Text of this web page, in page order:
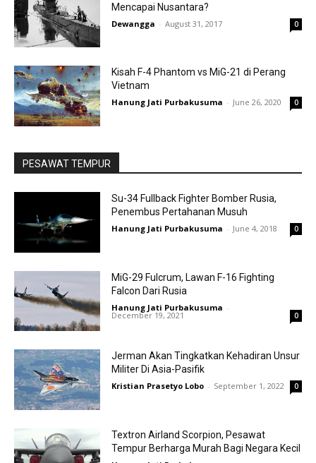
Mencapai Nusantara?
Dewangga - August 31, 2017 0
Kisah F-4 Phantom vs MiG-21 di Perang
Vietnam
Hanung Jati Purbakusuma - June 26, 2020 0
PESAWAT TEMPUR
Su-34 Fullback Fighter Bomber Rusia,
Penembus Pertahanan Musuh
Hanung Jati Purbakusuma - June 4, 2018 0
MiG-29 Fulcrum, Lawan F-16 Fighting
Falcon Dari Rusia
Hanung Jati Purbakusuma -
December 19, 2021 0
Jerman Akan Tingkatkan Kehadiran Unsur
Militer Di Asia-Pasifik
Kristian Prasetyo Lobo - September 1, 2022 0
Textron Airland Scorpion, Pesawat
Tempur Berharga Murah Bagi Negara Kecil